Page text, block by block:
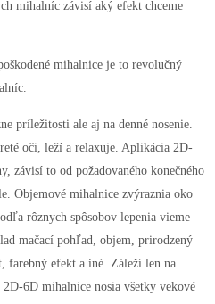
mihalníc závisí aký efekt chceme
mihalnice je to revolučný
príležitosti ale aj na denné nosenie.
oči, leží a relaxuje. Aplikácia 2D-
závisí to od požadovaného konečného
Objemové mihalnice zvýraznia oko
rôznych spôsobov lepenia vieme
mačací pohľad, objem, prirodzený
farebný efekt a iné. Záleží len na
6D mihalnice nosia všetky vekové